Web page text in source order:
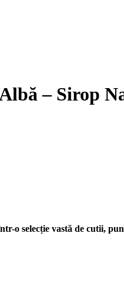
– Sirop
o selecție vastă de cutii,